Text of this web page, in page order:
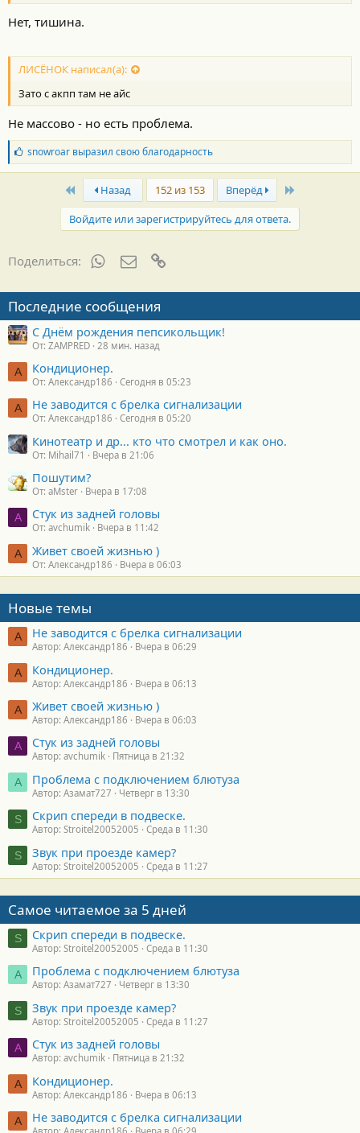
Нет, тишина.
ЛИСЁНОК написал(а):
Зато с акпп там не айс
Не массово - но есть проблема.
Б
л
а
о
т
и
:
snowroarвыразил свою благодарность
First Назад 152 из 153 Вперёд
Войдите или зарегистрируйтесь для ответа.
Поделиться: WhatsAppЭлектронная почта
Последние сообщения
С Днём рождения пепсикольщик!
От: ZAMPRED 28 мин. назад
А Кондиционер.
От: Александр186 Сегодня в 05:23
А Не заводится с брелка сигнализации
От: Александр186 Сегодня в 05:20
Кинотеатр и др... кто что смотрел и как оно.
От: Mihail71 Вчера в 21:06
Пошутим?
От: aMster Вчера в 17:08
A Стук из задней головы
От: avchumik Вчера в 11:42
А Живет своей жизнью )
От: Александр186 Вчера в 06:03
Новые темы
А Не заводится с брелка сигнализации
Автор: Александр186 Вчера в 06:29
А Кондиционер.
Автор: Александр186 Вчера в 06:13
А Живет своей жизнью )
Автор: Александр186 Вчера в 06:03
A Стук из задней головы
Автор: avchumik Пятница в 21:32
А Проблема с подключением блютуза
Автор: Азамат727 Четверг в 13:30
S Скрип спереди в подвеске.
Автор: Stroitel20052005 Среда в 11:30
S Звук при проезде камер?
Автор: Stroitel20052005 Среда в 11:27
Самое читаемое за 5 дней
S Скрип спереди в подвеске.
Автор: Stroitel20052005 Среда в 11:30
А Проблема с подключением блютуза
Автор: Азамат727 Четверг в 13:30
S Звук при проезде камер?
Автор: Stroitel20052005 Среда в 11:27
A Стук из задней головы
Автор: avchumik Пятница в 21:32
А Кондиционер.
Автор: Александр186 Вчера в 06:13
А Не заводится с брелка сигнализации